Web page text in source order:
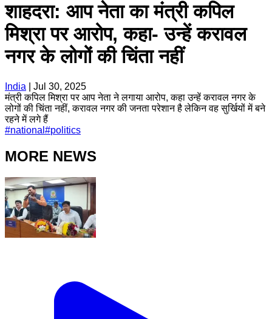
शाहदरा: आप नेता का मंत्री कपिल
मिश्रा पर आरोप, कहा- उन्हें करावल
नगर के लोगों की चिंता नहीं
India
Jul 30, 2025
मंत्री कपिल मिश्रा पर आप नेता ने लगाया आरोप, कहा उन्हें करावल नगर के
लोगों की चिंता नहीं, करावल नगर की जनता परेशान है लेकिन वह सुर्खियों में बने
रहने में लगे हैं
#national #politics
MORE NEWS